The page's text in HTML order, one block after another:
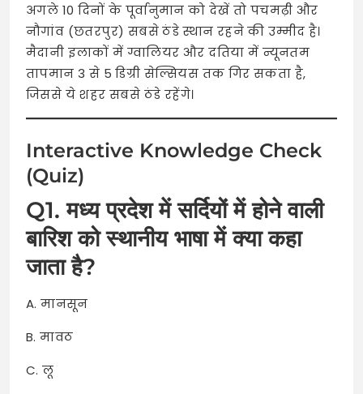
अगले 10 दिनों के पूर्वानुमान को देखें तो पचमढ़ी और
नौगांव (छतरपुर) सबसे ठंडे स्थान रहने की उम्मीद है।
मैदानी इलाकों में ग्वालियर और दतिया में न्यूनतम
तापमान 3 से 5 डिग्री सेल्सियस तक गिर सकता है,
जिससे ये शहर सबसे ठंडे रहेंगे।
Interactive Knowledge Check
(Quiz)
Q1. मध्य प्रदेश में सर्दियों में होने वाली
बारिश को स्थानीय भाषा में क्या कहा
जाता है?
A. मानसून
B. मावठ
C. लू